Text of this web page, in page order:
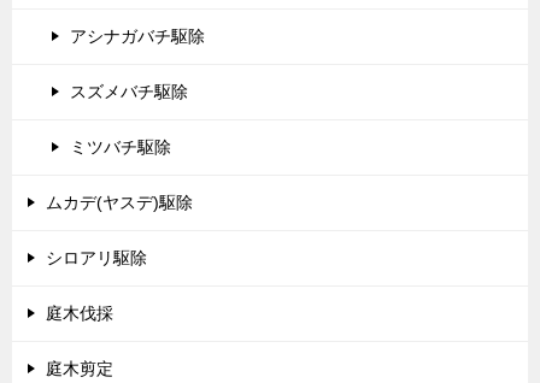
アシナガバチ駆除
スズメバチ駆除
ミツバチ駆除
ムカデ(ヤスデ)駆除
シロアリ駆除
庭木伐採
庭木剪定